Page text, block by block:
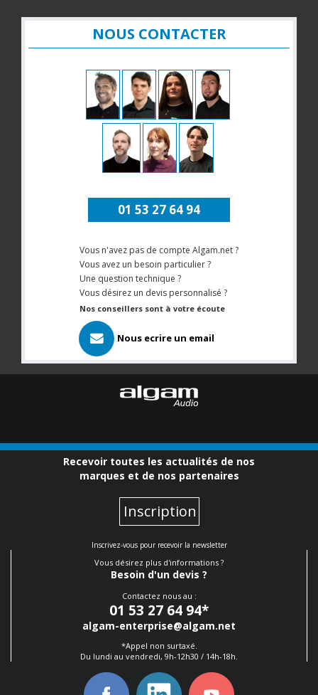
NOUS CONTACTER
01 53 27 64 94
Vous n'avez pas de compte Algam.net ?
Vous avez un besoin particulier ?
Une question technique ?
Vous désirez un devis personnalisé ?
Nos conseillers sont à votre écoute
Nous ecrire un email
Recevoir toutes les actualités de nos
marques et de nos partenaires
Inscription
Inscrivez-vous pour recevoir la newsletter
Vous désirez plus d'informations ?
Besoin d'un devis ?
Contactez nous au :
01 53 27 64 94*
algam-enterprise@algam.net
*Appel non surtaxé.
Du lundi au vendredi, 9h-12h30 / 14h-18h.